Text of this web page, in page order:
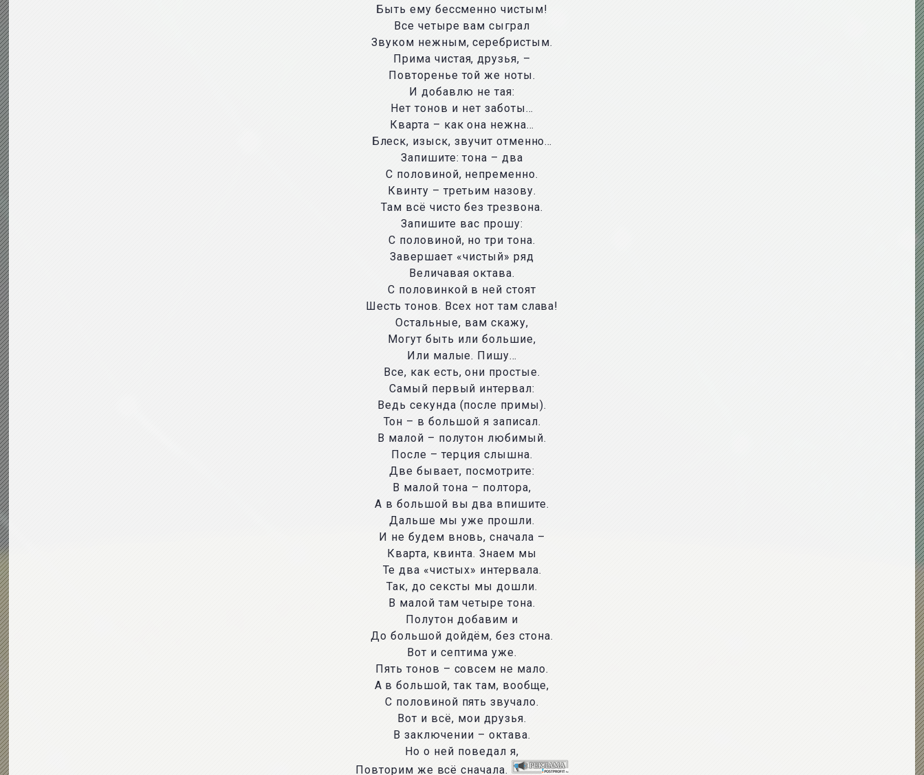
Быть ему бессменно чистым!
Все четыре вам сыграл
Звуком нежным, серебристым.
Прима чистая, друзья, –
Повторенье той же ноты.
И добавлю не тая:
Нет тонов и нет заботы…
Кварта – как она нежна…
Блеск, изыск, звучит отменно…
Запишите: тона – два
С половиной, непременно.
Квинту – третьим назову.
Там всё чисто без трезвона.
Запишите вас прошу:
С половиной, но три тона.
Завершает «чистый» ряд
Величавая октава.
С половинкой в ней стоят
Шесть тонов. Всех нот там слава!
Остальные, вам скажу,
Могут быть или большие,
Или малые. Пишу…
Все, как есть, они простые.
Самый первый интервал:
Ведь секунда (после примы).
Тон – в большой я записал.
В малой – полутон любимый.
После – терция слышна.
Две бывает, посмотрите:
В малой тона – полтора,
А в большой вы два впишите.
Дальше мы уже прошли.
И не будем вновь, сначала –
Кварта, квинта. Знаем мы
Те два «чистых» интервала.
Так, до сексты мы дошли.
В малой там четыре тона.
Полутон добавим и
До большой дойдём, без стона.
Вот и септима уже.
Пять тонов – совсем не мало.
А в большой, так там, вообще,
С половиной пять звучало.
Вот и всё, мои друзья.
В заключении – октава.
Но о ней поведал я,
Повторим же всё сначала.